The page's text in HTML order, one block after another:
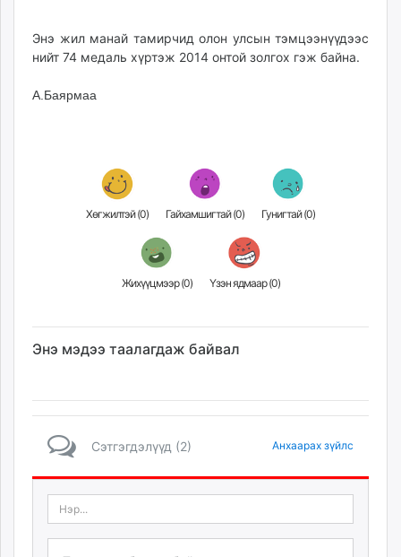
Энэ жил манай тамирчид олон улсын тэмцээнүүдээс
нийт 74 медаль хүртэж 2014 онтой золгох гэж байна.
А.Баярмаа
Хөгжилтэй (0) Гайхамшигтай (0) Гунигтай (0)
Жихүүцмээр (0) Үзэн ядмаар (0)
Энэ мэдээ таалагдаж байвал
Сэтгэгдэлүүд (2) Анхаарах зүйлс